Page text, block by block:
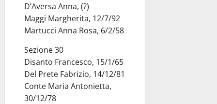
D’Aversa Anna, (?)
Maggi Margherita, 12/7/92
Martucci Anna Rosa, 6/2/58
Sezione 30
Disanto Francesco, 15/1/65
Del Prete Fabrizio, 14/12/81
Conte Maria Antonietta,
30/12/78